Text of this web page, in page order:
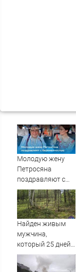
Молодую жену
Петросяна
поздравляют с
беременностью
Найден живым
мужчина,
который 25 дней
блуждал по тайге
(ФОТО)